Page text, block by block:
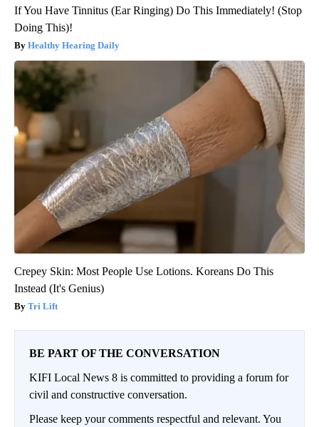
If You Have Tinnitus (Ear Ringing) Do This Immediately! (Stop
Doing This)!
Healthy Hearing Daily
Crepey Skin: Most People Use Lotions. Koreans Do This
Instead (It's Genius)
Tri Lift
BE PART OF THE CONVERSATION
KIFI Local News 8 is committed to providing a forum for
civil and constructive conversation.
Please keep your comments respectful and relevant. You